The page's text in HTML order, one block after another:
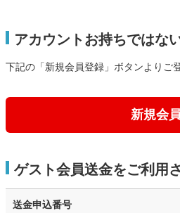
アカウントお持ちではな
下記の「新規会員登録」ボタンよりご
新規会
ゲスト会員送金をご利用
送金申込番号